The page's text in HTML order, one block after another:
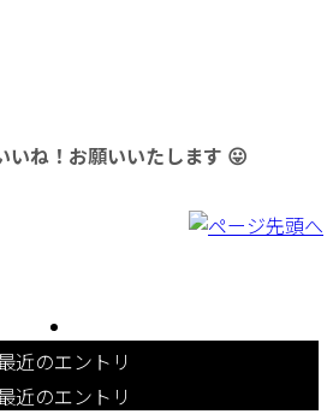
ね！お願いいたします 😛
近のエントリ
近のエントリ